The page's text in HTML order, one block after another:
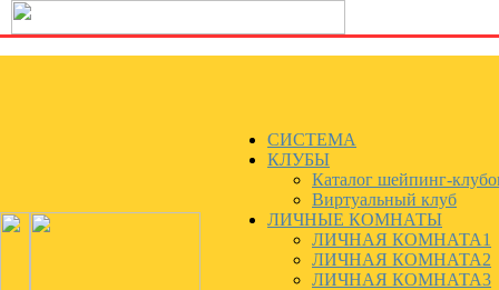
СИСТЕМА
КЛУБЫ
Каталог шейпинг-
Виртуальный клуб
ЛИЧНЫЕ КОМНАТЫ
ЛИЧНАЯ КОМНАТА1
ЛИЧНАЯ КОМНАТА2
ЛИЧНАЯ КОМНАТА3